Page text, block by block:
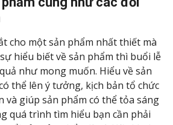
cho một sản phẩm nhất thiết mà
hiểu biết về sản phẩm thì buổi lễ
như mong muốn. Hiểu về sản
thể lên ý tưởng, kịch bản tổ chức
và giúp sản phẩm có thể tỏa sáng
quá trình tìm hiểu bạn cần phải